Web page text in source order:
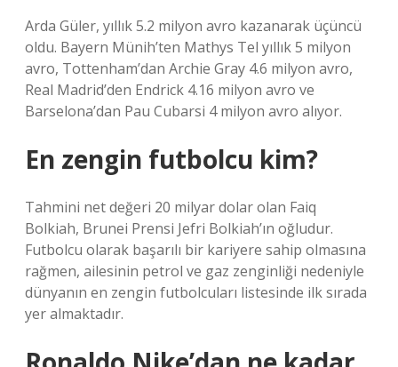
Arda Güler, yıllık 5.2 milyon avro kazanarak üçüncü
oldu. Bayern Münih’ten Mathys Tel yıllık 5 milyon
avro, Tottenham’dan Archie Gray 4.6 milyon avro,
Real Madrid’den Endrick 4.16 milyon avro ve
Barselona’dan Pau Cubarsi 4 milyon avro alıyor.
En zengin futbolcu kim?
Tahmini net değeri 20 milyar dolar olan Faiq
Bolkiah, Brunei Prensi Jefri Bolkiah’ın oğludur.
Futbolcu olarak başarılı bir kariyere sahip olmasına
rağmen, ailesinin petrol ve gaz zenginliği nedeniyle
dünyanın en zengin futbolcuları listesinde ilk sırada
yer almaktadır.